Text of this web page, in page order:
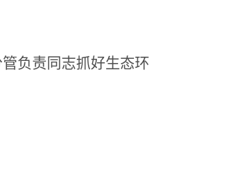
负责同志抓好生态环